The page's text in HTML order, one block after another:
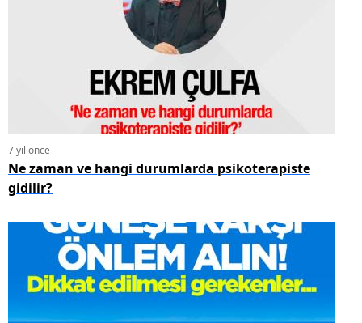
7 yıl önce
Ne zaman ve hangi durumlarda psikoterapiste
gidilir?